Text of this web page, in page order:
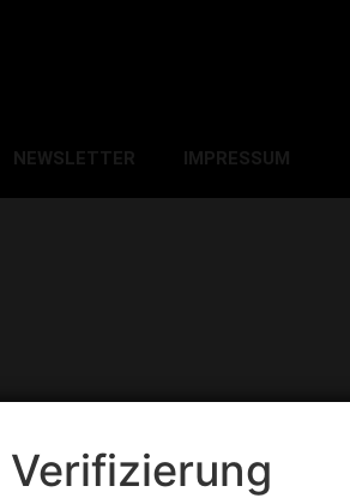
NEWSLETTER IMPRESSUM
Verifizierung